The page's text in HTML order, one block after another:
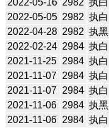
2022-05-05 2982 执白
2022-04-28 2982 执黑
2022-02-24 2984 执白
2021-11-25 2984 执白
2021-11-07
2984 执白
2021-11-07
2984 执白
2021-11-06 2984 执黑
2021-11-06 2984 执白